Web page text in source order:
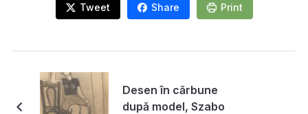
Tweet Share Print
Desen în cărbune
după model, Szabo